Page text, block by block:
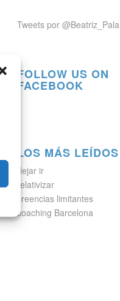
Tweets por @Beatriz_Pala
FOLLOW US ON
FACEBOOK
LOS MÁS LEÍDOS
dejar ir
relativizar
creencias limitantes
coaching Barcelona